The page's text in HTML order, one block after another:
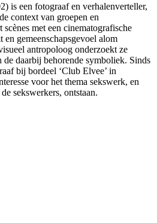
is een fotograaf en verhalenverteller,
context van groepen en
met een cinematografische
gemeenschapsgevoel alom
antropoloog onderzoekt ze
daarbij behorende symboliek. Sinds
bij bordeel ‘Club Elvee’ in
voor het thema sekswerk, en
sekswerkers, ontstaan.